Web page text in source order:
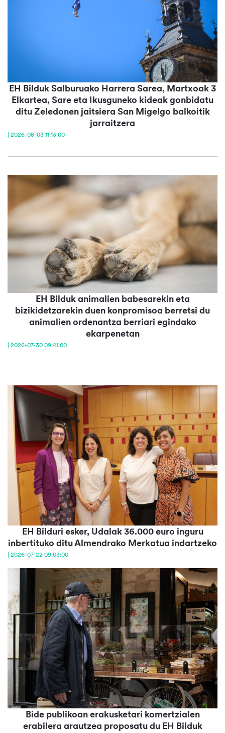
EH Bilduk Salburuako Harrera Sarea, Martxoak 3
Elkartea, Sare eta Ikusguneko kideak gonbidatu
ditu Zeledonen jaitsiera San Migelgo balkoitik
jarraitzera
| 2026-08-03 11:13:00
EH Bilduk animalien babesarekin eta
bizikidetzarekin duen konpromisoa berretsi du
animalien ordenantza berriari egindako
ekarpenetan
| 2026-07-30 09:41:00
EH Bilduri esker, Udalak 36.000 euro inguru
inbertituko ditu Almendrako Merkatua indartzeko
| 2026-07-22 09:03:00
Bide publikoan erakusketari komertzialen
erabilera arautzea proposatu du EH Bilduk